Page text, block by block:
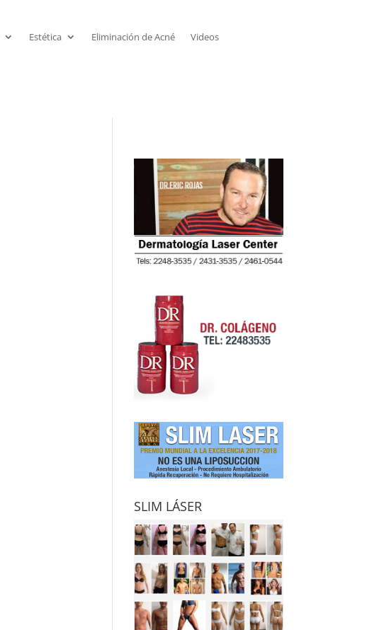
Estética Eliminación de Acné
Videos
SLIM LÁSER